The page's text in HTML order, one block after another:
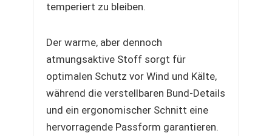
temperiert zu bleiben.
Der warme, aber dennoch
atmungsaktive Stoff sorgt für
optimalen Schutz vor Wind und Kälte,
während die verstellbaren Bund-Details
und ein ergonomischer Schnitt eine
hervorragende Passform garantieren.